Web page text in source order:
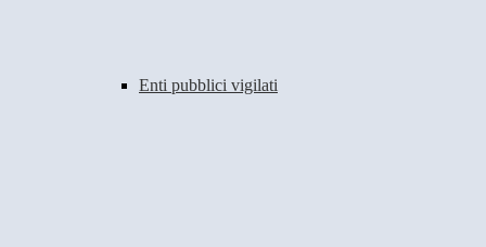
Enti pubblici vigilati